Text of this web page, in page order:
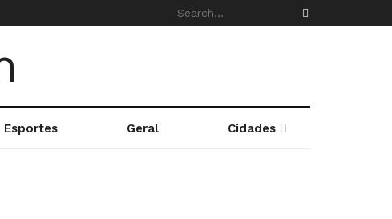
Esportes Geral Cidades